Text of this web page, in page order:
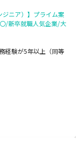
ジニア）】プライム案
/新卒就職人気企業/大
経験が5年以上（同等